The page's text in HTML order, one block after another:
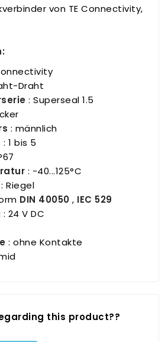
von TE Connectivity,
Draht
: Superseal 1.5
: männlich
: 1 bis 5
: -40...125°C
: Riegel
DIN 40050 , IEC 529
: 24 V DC
: ohne Kontakte
this product??